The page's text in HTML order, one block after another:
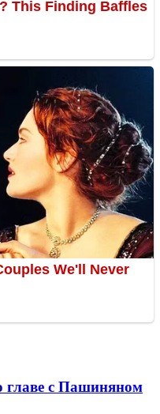
главе с Пашиняном